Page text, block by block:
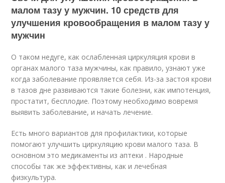
малом тазу у мужчин. 10 средств для
улучшения кровообращения в малом тазу у
мужчин
О таком недуге, как ослабленная циркуляция крови в
органах малого таза мужчины, как правило, узнают уже
когда заболевание проявляется себя. Из-за застоя крови
в тазов дне развиваются такие болезни, как импотенция,
простатит, бесплодие. Поэтому необходимо вовремя
выявить заболевание, и начать лечение.
Есть много вариантов для профилактики, которые
помогают улучшить циркуляцию крови малого таза. В
основном это медикаменты из аптеки . Народные
способы так же эффективны, как и лечебная
физкультура.